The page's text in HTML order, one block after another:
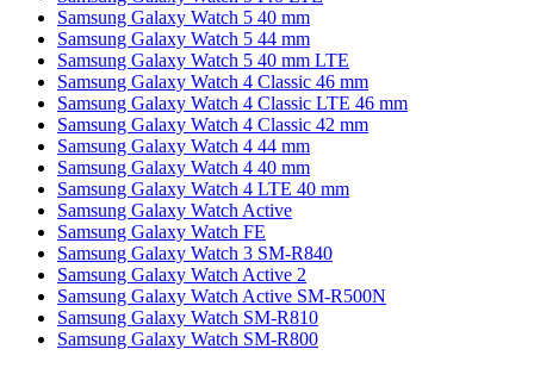
Samsung Galaxy Watch 5 40 mm
Samsung Galaxy Watch 5 44 mm
Samsung Galaxy Watch 5 40 mm LTE
Samsung Galaxy Watch 4 Classic 46 mm
Samsung Galaxy Watch 4 Classic LTE 46 mm
Samsung Galaxy Watch 4 Classic 42 mm
Samsung Galaxy Watch 4 44 mm
Samsung Galaxy Watch 4 40 mm
Samsung Galaxy Watch 4 LTE 40 mm
Samsung Galaxy Watch Active
Samsung Galaxy Watch FE
Samsung Galaxy Watch 3 SM-R840
Samsung Galaxy Watch Active 2
Samsung Galaxy Watch Active SM-R500N
Samsung Galaxy Watch SM-R810
Samsung Galaxy Watch SM-R800